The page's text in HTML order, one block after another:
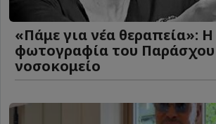
«Πάμε για νέα θεραπεία»: Η
φωτογραφία του
νοσοκομείο